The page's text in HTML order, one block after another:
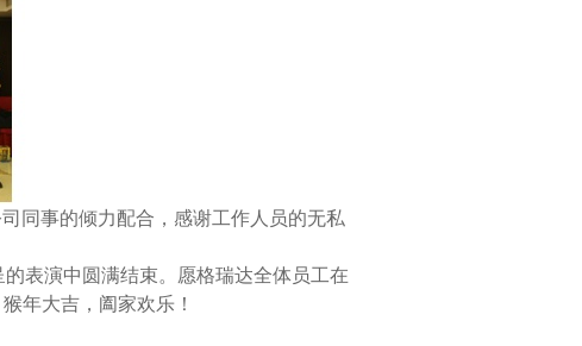
同事的倾力配合，感谢工作人员的无私
表演中圆满结束。愿格瑞达全体员工在
年大吉，阖家欢乐！